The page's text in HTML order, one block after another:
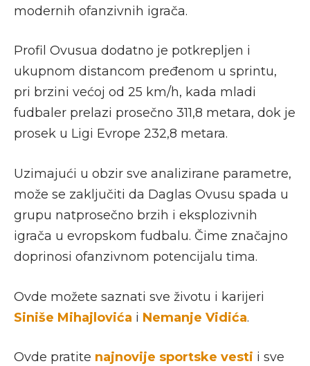
modernih ofanzivnih igrača.
Profil Ovusua dodatno je potkrepljen i
ukupnom distancom pređenom u sprintu,
pri brzini većoj od 25 km/h, kada mladi
fudbaler prelazi prosečno 311,8 metara, dok je
prosek u Ligi Evrope 232,8 metara.
Uzimajući u obzir sve analizirane parametre,
može se zaključiti da Daglas Ovusu spada u
grupu natprosečno brzih i eksplozivnih
igrača u evropskom fudbalu. Čime značajno
doprinosi ofanzivnom potencijalu tima.
Ovde možete saznati sve životu i karijeri
Siniše Mihajlovića i Nemanje Vidića.
Ovde pratite najnovije sportske vesti i sve